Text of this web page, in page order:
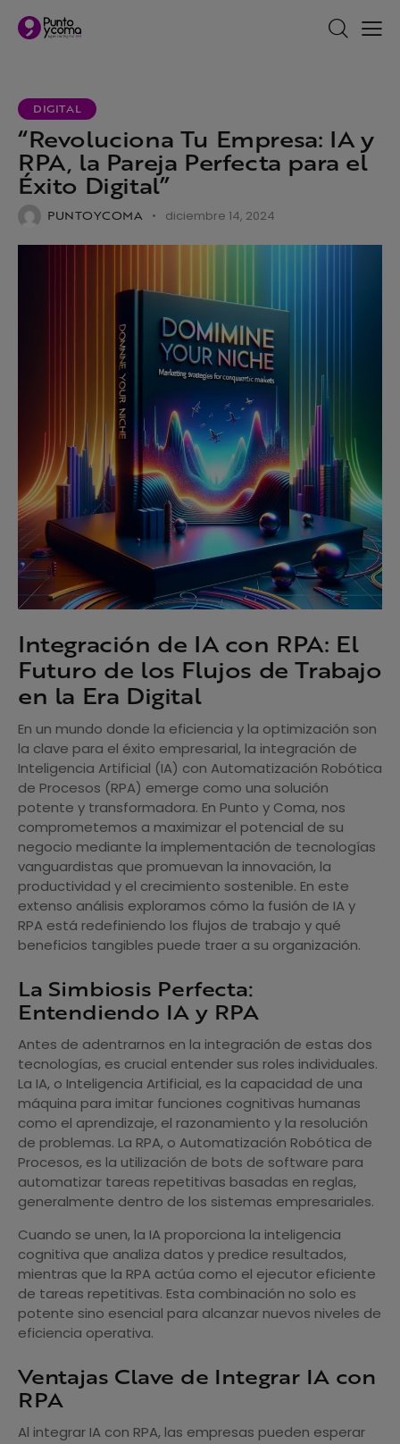
DIGITAL
“Revoluciona Tu Empresa: IA y
RPA, la Pareja Perfecta para el
Éxito Digital”
PUNTOYCOMA diciembre 14, 2024
Integración de IA con RPA: El
Futuro de los Flujos de Trabajo
en la Era Digital
En un mundo donde la eficiencia y la optimización son
la clave para el éxito empresarial, la integración de
Inteligencia Artificial (IA) con Automatización Robótica
de Procesos (RPA) emerge como una solución
potente y transformadora. En Punto y Coma, nos
comprometemos a maximizar el potencial de su
negocio mediante la implementación de tecnologías
vanguardistas que promuevan la innovación, la
productividad y el crecimiento sostenible. En este
extenso análisis exploramos cómo la fusión de IA y
RPA está redefiniendo los flujos de trabajo y qué
beneficios tangibles puede traer a su organización.
La Simbiosis Perfecta:
Entendiendo IA y RPA
Antes de adentrarnos en la integración de estas dos
tecnologías, es crucial entender sus roles individuales.
La IA, o Inteligencia Artificial, es la capacidad de una
máquina para imitar funciones cognitivas humanas
como el aprendizaje, el razonamiento y la resolución
de problemas. La RPA, o Automatización Robótica de
Procesos, es la utilización de bots de software para
automatizar tareas repetitivas basadas en reglas,
generalmente dentro de los sistemas empresariales.
Cuando se unen, la IA proporciona la inteligencia
cognitiva que analiza datos y predice resultados,
mientras que la RPA actúa como el ejecutor eficiente
de tareas repetitivas. Esta combinación no solo es
potente sino esencial para alcanzar nuevos niveles de
eficiencia operativa.
Ventajas Clave de Integrar IA con
RPA
Al integrar IA con RPA, las empresas pueden esperar